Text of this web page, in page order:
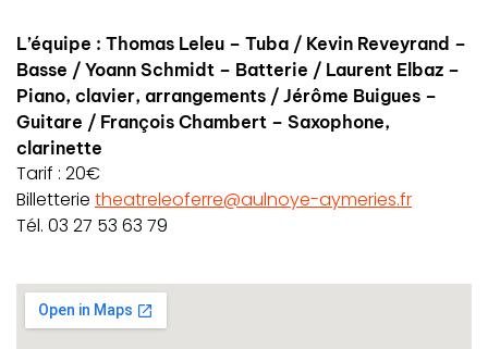
L’équipe : Thomas Leleu – Tuba / Kevin Reveyrand –
Basse / Yoann Schmidt – Batterie / Laurent Elbaz –
Piano, clavier, arrangements / Jérôme Buigues –
Guitare / François Chambert – Saxophone,
clarinette
Tarif : 20€
Billetterie theatreleoferre@aulnoye-aymeries.fr
Tél. 03 27 53 63 79